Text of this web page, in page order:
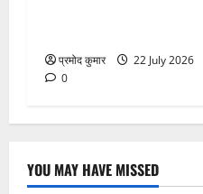
प्रमोद कुमार
22 July 2026
0
YOU MAY HAVE MISSED